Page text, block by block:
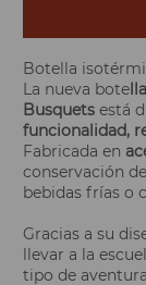
Botella
La nueva bote
Busquets está
funcionalidad,
Fabricada en
conservación
bebidas frías o
Gracias a su
llevar a la
tipo de